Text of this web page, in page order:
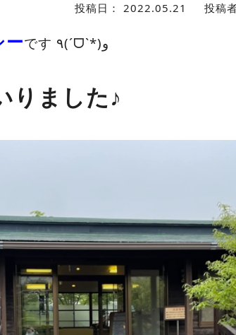
投稿日： 2022.05.21 投稿
ー
りました♪